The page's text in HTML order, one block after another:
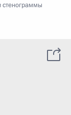
стенограммы